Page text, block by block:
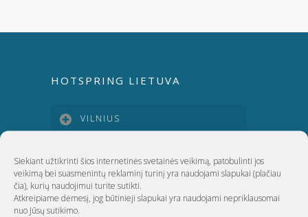
Siekiant užtikrinti šios internetinės svetainės veikimą, patobulinti jos
veikimą bei suasmenintų reklaminį turinį yra naudojami slapukai (plačiau
čia), kurių naudojimui turite sutikti.
Atkreipiame dėmesį, jog būtinieji slapukai yra naudojami nepriklausomai
nuo Jūsų sutikimo.
HOTSPRING LIETUVA
VILNIUS
KAUNAS
KLAIPĖDA